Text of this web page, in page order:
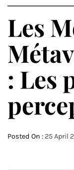
Les
: Les
Posted On : 25 April